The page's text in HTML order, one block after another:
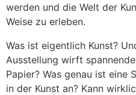
werden und die Welt der
Weise zu erleben.
Was ist eigentlich Kunst?
Ausstellung wirft
Papier? Was genau ist eine
in der Kunst an? Kann